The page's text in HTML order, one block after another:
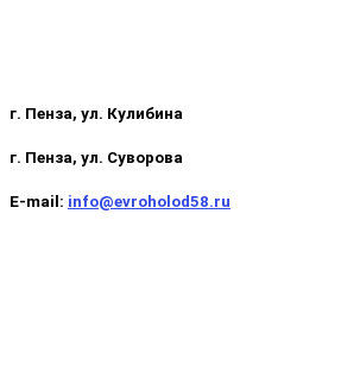
г. Пенза, ул. Кулибина
г. Пенза, ул. Суворова
E-mail: info@evroholod58.ru